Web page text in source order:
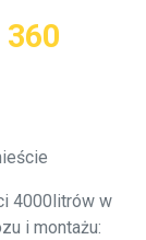
360
4000litrów w
i montażu: